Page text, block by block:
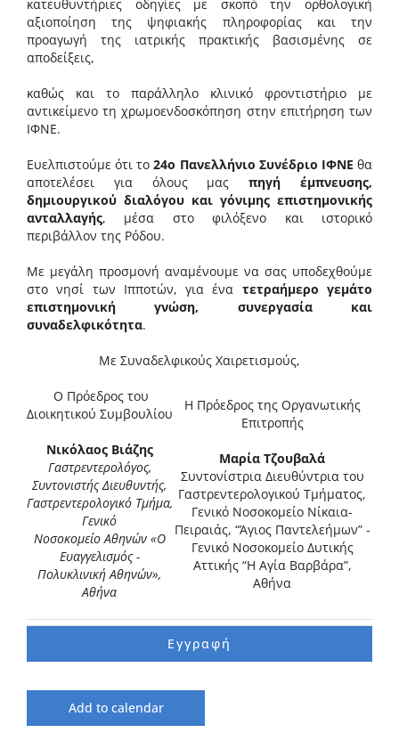
κατευθυντήριες οδηγίες με σκοπό την ορθολογική
αξιοποίηση της ψηφιακής πληροφορίας και την
προαγωγή της ιατρικής πρακτικής βασισμένης σε
αποδείξεις,
καθώς και το παράλληλο κλινικό φροντιστήριο με
αντικείμενο τη χρωμοενδοσκόπηση στην επιτήρηση των
ΙΦΝΕ.
Ευελπιστούμε ότι το24ο Πανελλήνιο Συνέδριο ΙΦΝΕ θα
αποτελέσει για όλους μαςπηγή έμπνευσης,
δημιουργικού διαλόγου και γόνιμης επιστημονικής
ανταλλαγής, μέσα στο φιλόξενο και ιστορικό
περιβάλλον της Ρόδου.
Με μεγάλη προσμονή αναμένουμε να σας υποδεχθούμε
στο νησί των Ιπποτών, για ένα τετραήμερο γεμάτο
επιστημονική γνώση, συνεργασία και
συναδελφικότητα.
Με Συναδελφικούς Χαιρετισµούς,
Ο Πρόεδρος του
Διοικητικού Συμβουλίου
Νικόλαος Βιάζης
Γαστρεντερολόγος,
ΣυντονιστήςΔιευθυντής,
Γαστρεντερολογικό Τμήμα,
Γενικό
ΝοσοκομείοΑθηνών «Ο
Ευαγγελισμός -
Πολυκλινική Αθηνών»,
Αθήνα
Η Πρόεδρος της Οργανωτικής
Επιτροπής
Μαρία Τζουβαλά
Συντονίστρια Διευθύντρια του
Γαστρεντερολογικού Τμήματος,
Γενικό Νοσοκομείο Νίκαια-
Πειραιάς, “Άγιος Παντελεήμων” -
Γενικό Νοσοκομείο Δυτικής
Αττικής “Η Αγία Βαρβάρα”,
Αθήνα
Εγγραφή
Add to calendar